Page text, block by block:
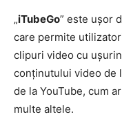
„iTubeGo” este ușor
care permite
clipuri video cu
conținutului video de
de la YouTube, cum
multe altele.